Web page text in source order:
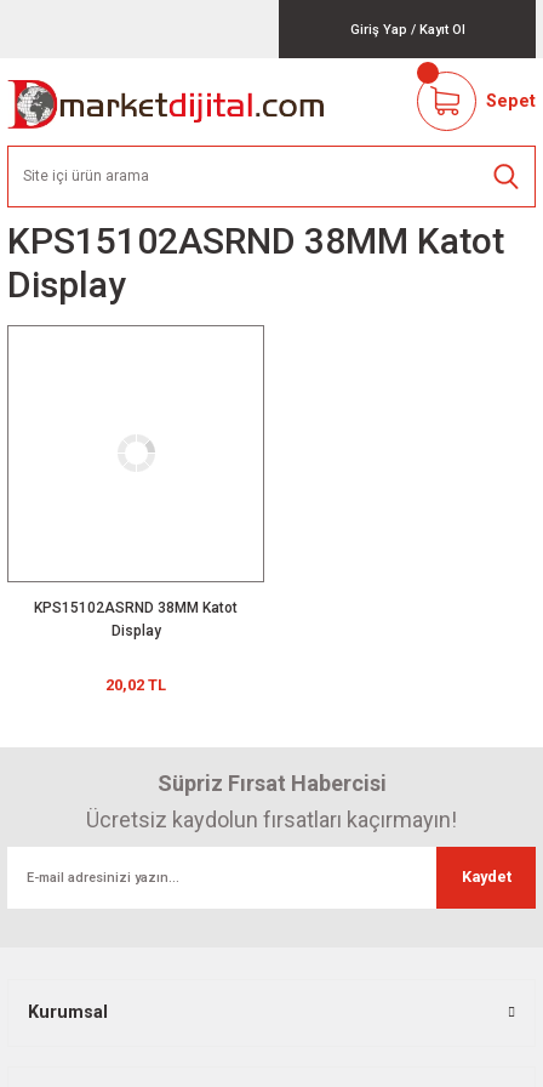
Giriş Yap / Kayıt Ol
Sepet
KPS15102ASRND 38MM Katot
Display
KPS15102ASRND 38MM Katot
Display
20,02 TL
Süpriz Fırsat Habercisi
Ücretsiz kaydolun fırsatları kaçırmayın!
Kaydet
Kurumsal